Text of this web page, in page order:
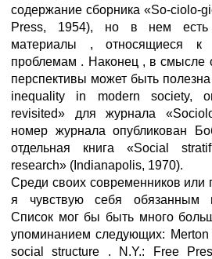
содержание сборника «So-ciolo-
Press, 1954), но в нем есть
материалы , относящиеся к
проблемам . Наконец , в смысле
перспективы может быть
inequality in modern society,
revisited» для журнала
номер журнала опубликован
отдельная книга «Social
research» (Indianapolis, 1970).
Среди своих современников или
я чувствую себя обязанным
Список мог бы быть много
упоминанием следующих:
social structure . N.Y.: Free